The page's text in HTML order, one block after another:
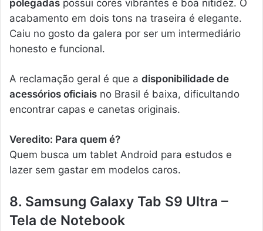
polegadas possui cores vibrantes e boa nitidez. O
acabamento em dois tons na traseira é elegante.
Caiu no gosto da galera por ser um intermediário
honesto e funcional.
A reclamação geral é que a disponibilidade de
acessórios oficiais no Brasil é baixa, dificultando
encontrar capas e canetas originais.
Veredito: Para quem é?
Quem busca um tablet Android para estudos e
lazer sem gastar em modelos caros.
8. Samsung Galaxy Tab S9 Ultra –
Tela de Notebook